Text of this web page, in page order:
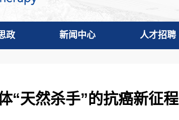
政 新闻中心 人才招聘
“天然杀手”的抗癌新征程